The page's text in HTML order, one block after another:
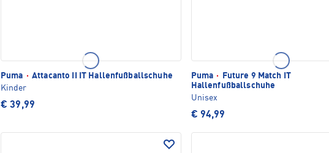
Puma · Attacanto II IT Hallenfußballschuhe
Kinder
€ 39,99
Puma ·
Future 9 Match IT
Hallenfußballschuhe
Unisex
€ 94,99